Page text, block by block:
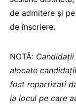
de admitere și
de înscriere.
NOTĂ:
alocate
fost repartizați
la locul pe care